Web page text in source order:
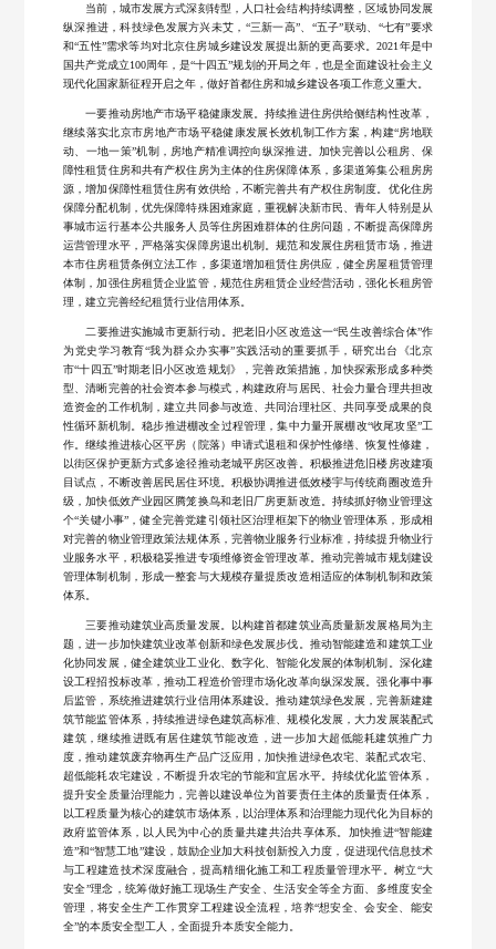
当前，城市发展方式深刻转型，人口社会结构持续调整，区域协同发展
纵深推进，科技绿色发展方兴未艾，“三新一高”、“五子”联动、“七有”要求
和“五性”需求等均对北京住房城乡建设发展提出新的更高要求。2021年是中
国共产党成立100周年，是“十四五”规划的开局之年，也是全面建设社会主义
现代化国家新征程开启之年，做好首都住房和城乡建设各项工作意义重大。
一要推动房地产市场平稳健康发展。持续推进住房供给侧结构性改革，
继续落实北京市房地产市场平稳健康发展长效机制工作方案，构建“房地联
动、一地一策”机制，房地产精准调控向纵深推进。加快完善以公租房、保
障性租赁住房和共有产权住房为主体的住房保障体系，多渠道筹集公租房房
源，增加保障性租赁住房有效供给，不断完善共有产权住房制度。优化住房
保障分配机制，优先保障特殊困难家庭，重视解决新市民、青年人特别是从
事城市运行基本公共服务人员等住房困难群体的住房问题，不断提高保障房
运营管理水平，严格落实保障房退出机制。规范和发展住房租赁市场，推进
本市住房租赁条例立法工作，多渠道增加租赁住房供应，健全房屋租赁管理
体制，加强住房租赁企业监管，规范住房租赁企业经营活动，强化长租房管
理，建立完善经纪租赁行业信用体系。
二要推进实施城市更新行动。把老旧小区改造这一“民生改善综合体”作
为党史学习教育“我为群众办实事”实践活动的重要抓手，研究出台《北京
市“十四五”时期老旧小区改造规划》，完善政策措施，加快探索形成多种类
型、清晰完善的社会资本参与模式，构建政府与居民、社会力量合理共担改
造资金的工作机制，建立共同参与改造、共同治理社区、共同享受成果的良
性循环新机制。稳步推进棚改全过程管理，集中力量开展棚改“收尾攻坚”工
作。继续推进核心区平房（院落）申请式退租和保护性修缮、恢复性修建，
以街区保护更新方式多途径推动老城平房区改善。积极推进危旧楼房改建项
目试点，不断改善居民居住环境。积极协调推进低效楼宇与传统商圈改造升
级，加快低效产业园区腾笼换鸟和老旧厂房更新改造。持续抓好物业管理这
个“关键小事”，健全完善党建引领社区治理框架下的物业管理体系，形成相
对完善的物业管理政策法规体系，完善物业服务行业标准，持续提升物业行
业服务水平，积极稳妥推进专项维修资金管理改革。推动完善城市规划建设
管理体制机制，形成一整套与大规模存量提质改造相适应的体制机制和政策
体系。
三要推动建筑业高质量发展。以构建首都建筑业高质量新发展格局为主
题，进一步加快建筑业改革创新和绿色发展步伐。推动智能建造和建筑工业
化协同发展，健全建筑业工业化、数字化、智能化发展的体制机制。深化建
设工程招投标改革，推动工程造价管理市场化改革向纵深发展。强化事中事
后监管，系统推进建筑行业信用体系建设。推动建筑绿色发展，完善新建建
筑节能监管体系，持续推进绿色建筑高标准、规模化发展，大力发展装配式
建筑，继续推进既有居住建筑节能改造，进一步加大超低能耗建筑推广力
度，推动建筑废弃物再生产品广泛应用，加快推进绿色农宅、装配式农宅、
超低能耗农宅建设，不断提升农宅的节能和宜居水平。持续优化监管体系，
提升安全质量治理能力，完善以建设单位为首要责任主体的质量责任体系，
以工程质量为核心的建筑市场体系，以治理体系和治理能力现代化为目标的
政府监管体系，以人民为中心的质量共建共治共享体系。加快推进“智能建
造”和“智慧工地”建设，鼓励企业加大科技创新投入力度，促进现代信息技术
与工程建造技术深度融合，提高精细化施工和工程质量管理水平。树立“大
安全”理念，统筹做好施工现场生产安全、生活安全等全方面、多维度安全
管理，将安全生产工作贯穿工程建设全流程，培养“想安全、会安全、能安
全”的本质安全型工人，全面提升本质安全能力。